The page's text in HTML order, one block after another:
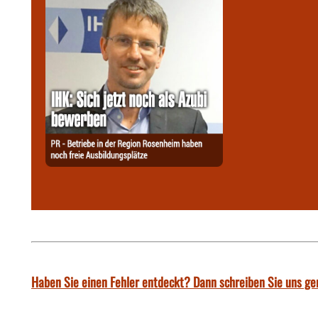
Haben Sie einen Fehler entdeckt? Dann schreiben Sie uns